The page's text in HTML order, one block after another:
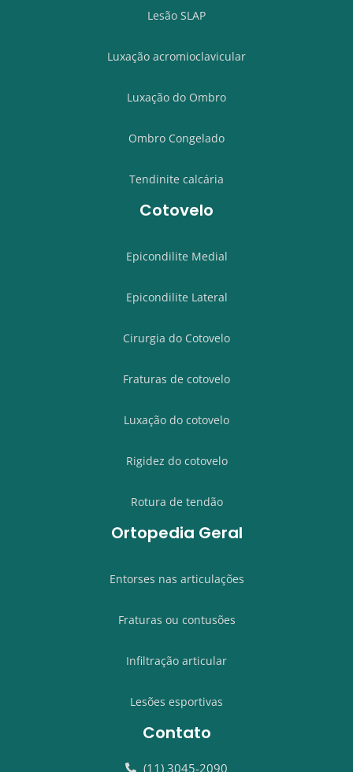
Lesão SLAP
Luxação acromioclavicular
Luxação do Ombro
Ombro Congelado
Tendinite calcária
Cotovelo
Epicondilite Medial
Epicondilite Lateral
Cirurgia do Cotovelo
Fraturas de cotovelo
Luxação do cotovelo
Rigidez do cotovelo
Rotura de tendão
Ortopedia Geral
Entorses nas articulações
Fraturas ou contusões
Infiltração articular
Lesões esportivas
Contato
(11) 3045-2090